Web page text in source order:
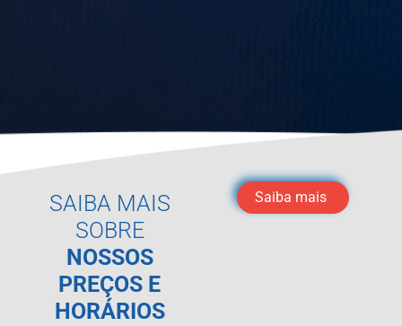
SAIBA MAIS
SOBRE
NOSSOS
PREÇOS E
HORÁRIOS
Saiba mais